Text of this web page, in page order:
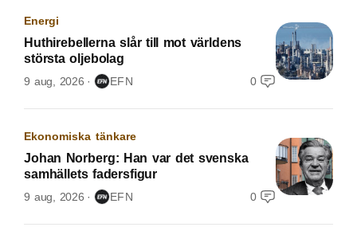
Energi
Huthirebellerna slår till mot världens
största oljebolag
9 aug, 2026 EFN 0
Ekonomiska tänkare
Johan Norberg: Han var det svenska
samhällets fadersfigur
9 aug, 2026 EFN 0